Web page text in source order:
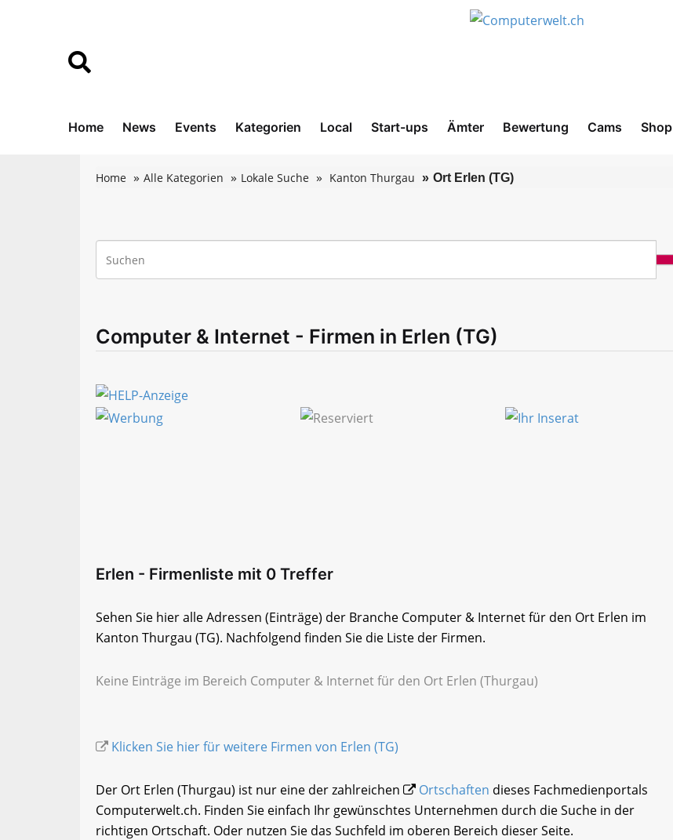
Home News Events Kategorien Local Start-ups Ämter Bewertung Cams Shop
Home Alle Kategorien Lokale Suche Kanton Thurgau Ort Erlen (TG)
Computer & Internet - Firmen in Erlen (TG)
Erlen - Firmenliste mit 0 Treffer
Sehen Sie hier alle Adressen (Einträge) der Branche Computer & Internet für den Ort Erlen im
Kanton Thurgau (TG). Nachfolgend finden Sie die Liste der Firmen.
Keine Einträge im Bereich Computer & Internet für den Ort Erlen (Thurgau)
Klicken Sie hier für weitere Firmen von Erlen (TG)
Der Ort Erlen (Thurgau) ist nur eine der zahlreichen Ortschaften dieses Fachmedienportals
Computerwelt.ch. Finden Sie einfach Ihr gewünschtes Unternehmen durch die Suche in der
richtigen Ortschaft. Oder nutzen Sie das Suchfeld im oberen Bereich dieser Seite.